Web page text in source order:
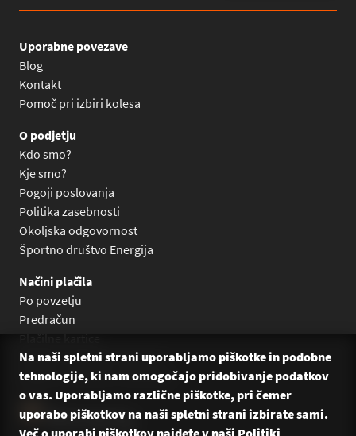
Uporabne povezave
Blog
Kontakt
Pomoč pri izbiri kolesa
O podjetju
Kdo smo?
Kje smo?
Pogoji poslovanja
Politika zasebnosti
Okoljska odgovornost
Športno društvo Energija
Načini plačila
Po povzetju
Predračun
Plačilne kartice
Plačilo na obroke Leanpay
Plačilo na obroke s karticami
Na naši spletni strani uporabljamo piškotke in podobne
tehnologije, ki nam omogočajo pridobivanje podatkov
o vas. Uporabljamo različne piškotke, pri čemer
uporabo piškotkov na naši spletni strani izbirate sami.
Več o uporabi piškotkov najdete v naši Politiki